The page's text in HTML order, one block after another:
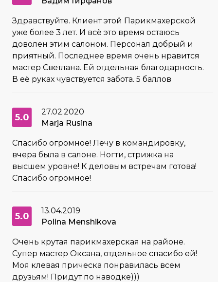
Здравствуйте. Клиент этой Парикмахерской
уже более 3 лет. И всё это время остаюсь
доволен этим салоном. Персонал добрый и
приятный. Последнее время очень нравится
мастер Светлана. Ей отдельная благодарность.
В её руках чувствуется забота. 5 баллов
5.0
27.02.2020
Marja Rusina
Спасибо огромное! Лечу в командировку,
вчера была в салоне. Ногти, стрижка на
высшем уровне! К деловым встречам готова!
Спасибо огромное!
5.0
13.04.2019
Polina Menshikova
Очень крутая парикмахерская на районе.
Супер мастер Оксана, отдельное спасибо ей!
Моя клевая прическа понравилась всем
друзьям! Придут по наводке)))